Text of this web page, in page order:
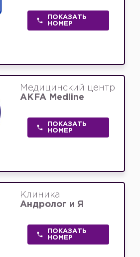
ПОКАЗАТЬ
НОМЕР
Медицинский центр
AKFA Medline
ПОКАЗАТЬ
НОМЕР
Клиника
Андролог и Я
ПОКАЗАТЬ
НОМЕР